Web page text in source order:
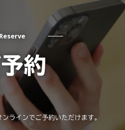
Reserve
約
ラインでご予約いただけます。